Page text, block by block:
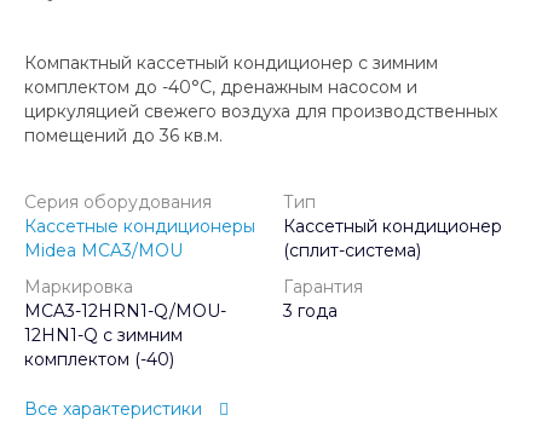
Компактный кассетный кондиционер с зимним
комплектом до -40°C, дренажным насосом и
циркуляцией свежего воздуха для производственных
помещений до 36 кв.м.
Серия оборудования
Кассетные кондиционеры
Midea MCA3/MOU
Тип
Кассетный кондиционер
(сплит-система)
Маркировка
MCA3-12HRN1-Q/MOU-
12HN1-Q с зимним
комплектом (-40)
Гарантия
3 года
Все характеристики